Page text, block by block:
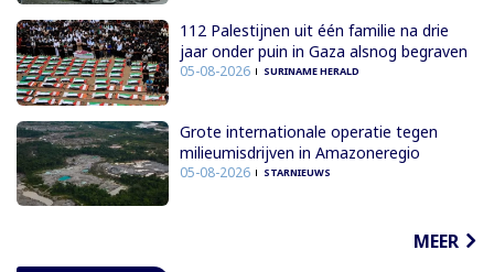
112 Palestijnen uit één familie na drie
jaar onder puin in Gaza alsnog begraven
05-08-2026 SURINAME HERALD
Grote internationale operatie tegen
milieumisdrijven in Amazoneregio
05-08-2026 STARNIEUWS
MEER